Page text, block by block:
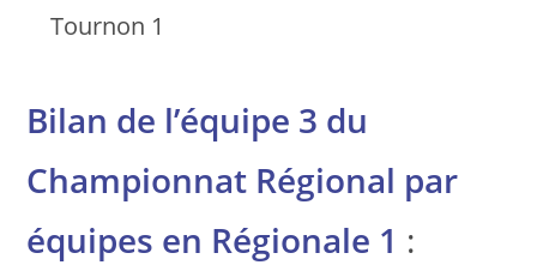
Tournon 1
Bilan de l’équipe 3 du
Championnat Régional par
équipes en Régionale 1 :